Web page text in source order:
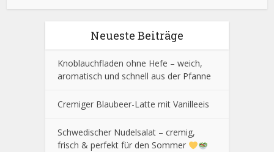
Neueste Beiträge
Knoblauchfladen ohne Hefe – weich,
aromatisch und schnell aus der Pfanne
Cremiger Blaubeer-Latte mit Vanilleeis
Schwedischer Nudelsalat – cremig,
frisch & perfekt für den Sommer